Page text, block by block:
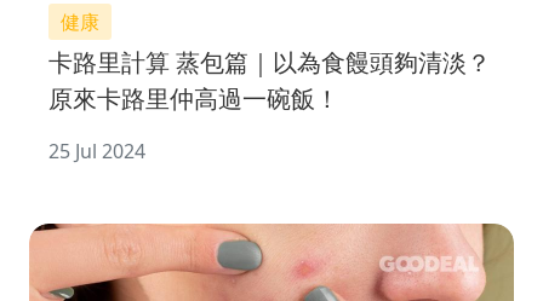
健康
卡路里計算 蒸包篇｜以為食饅頭夠清淡？
原來卡路里仲高過一碗飯！
25 Jul 2024